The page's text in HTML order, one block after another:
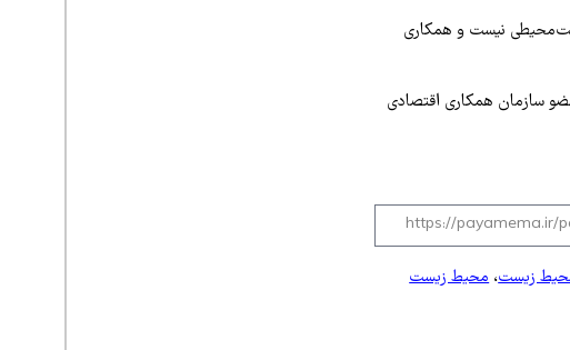
نیست و همکاری
سازمان همکاری اقتصادی
زیست،محیط زیست